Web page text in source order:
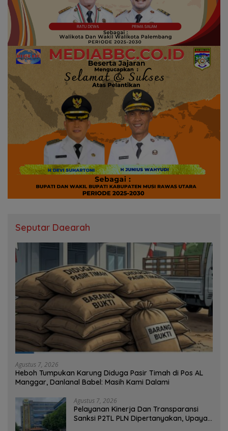
Seputar Daearah
Agustus 7, 2026
Heboh Tumpukan Karung Diduga Pasir Timah di Pos AL
Manggar, Danlanal Babel: Masih Kami Dalami
Agustus 7, 2026
Pelayanan Kinerja Dan Transparansi
Sanksi P2TL PLN Dipertanyakan, Upaya